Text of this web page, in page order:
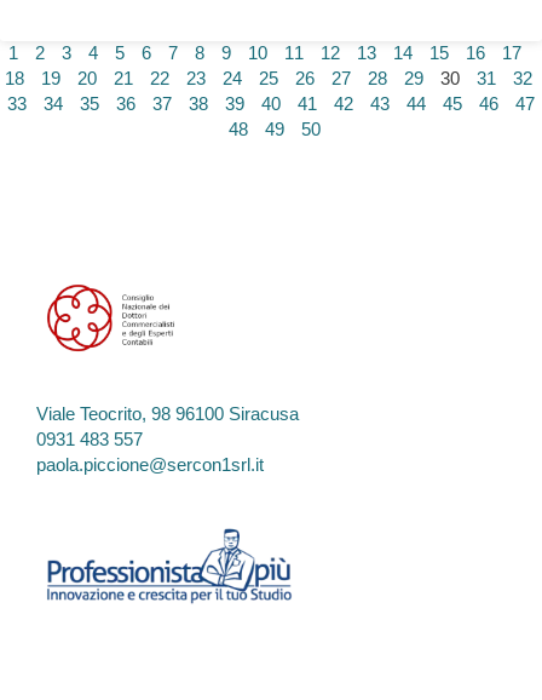
1 2 3 4 5 6 7 8 9 10 11 12 13 14 15 16
17
18
19 20 21 22 23 24 25 26 27 28 29 30 31
32
33
34 35 36 37 38 39 40 41 42 43 44 45 46
47
48
49 50
Viale Teocrito, 98 96100 Siracusa
0931 483 557
paola.piccione@sercon1srl.it